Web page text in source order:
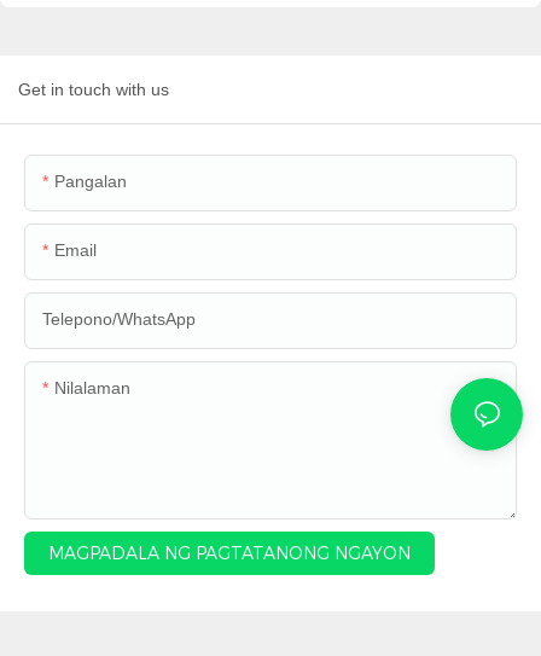
Get in touch with us
Pangalan
Email
Telepono/WhatsApp
Nilalaman
MAGPADALA NG PAGTATANONG NGAYON